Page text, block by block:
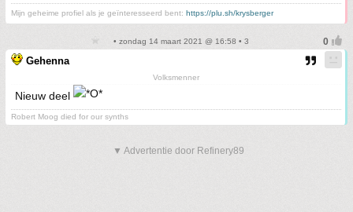
Mijn geheime profiel als je geïnteresseerd bent: https://plu.sh/krysberger
• zondag 14 maart 2021 @ 16:58 • 3
Gehenna
Volksmenner
Nieuw deel
Robert Moog died for our synths
▼ Advertentie door Refinery89